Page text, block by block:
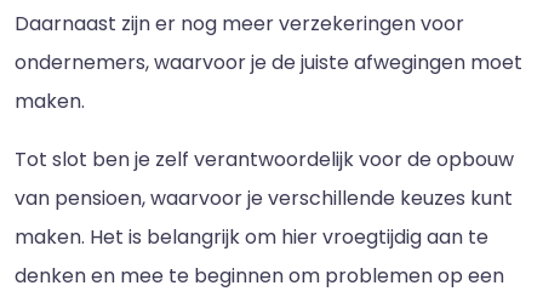
Daarnaast zijn er nog meer verzekeringen voor
ondernemers, waarvoor je de juiste afwegingen moet
maken.
Tot slot ben je zelf verantwoordelijk voor de opbouw
van pensioen, waarvoor je verschillende keuzes kunt
maken. Het is belangrijk om hier vroegtijdig aan te
denken en mee te beginnen om problemen op een